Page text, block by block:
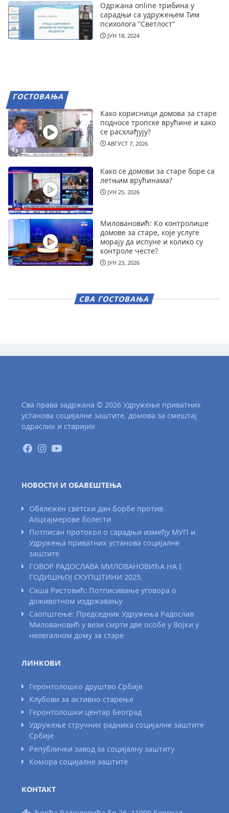
Одржана online трибина у
сарадњи са удружењем Тим
психолога ”Светлост”
ЈУН 18, 2024
ГОСТОВАЊА
Како корисници домова за старе
подносе тропске врућине и како
се расхлађују?
АВГУСТ 7, 2026
Како се домови за старе боре са
летњим врућинама?
ЈУН 25, 2026
Миловановић: Ко контролише
домове за старе, које услуге
морају да испуне и колико су
контроле честе?
ЈУН 23, 2026
СВА ГОСТОВАЊА
Сва права задржана © 2026 Удружење приватних
установа социјалне заштите, домова за смештај
одраслих и старијих
НОВОСТИ И ОБАВЕШТЕЊА
Обележен светски дан борбе против
Алцхајмерове болести
Потписан протокол о сарадњи између МУП и
Удружења приватних установа социјалне
заштите
ГОВОР РАДОСЛАВА МИЛОВАНОВИЋА НА I
ГОДИШЊОЈ СКУПШТИНИ 2025.
Саша Ристовић: Потписивање уговора о
доживотном издржавању
Саопштење: Председник Удружења Радослав
Миловановић у вези смрти две особе у Војки у
нелегалном дому за старе
ЛИНКОВИ
Геронтолошко друштво Србије
Клубови за активно старење
Геронтолошки центар Београд
Удружење стручних радника социјалне заштите
Србије
Републички завод за социјалну заштиту
Комора социјалне заштите
КОНТАКТ